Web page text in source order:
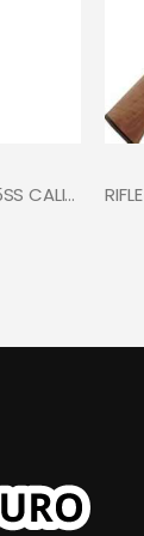
RIFLE MARLIN MODEL 795SS CALIBRE 22 LONGO RIFLE